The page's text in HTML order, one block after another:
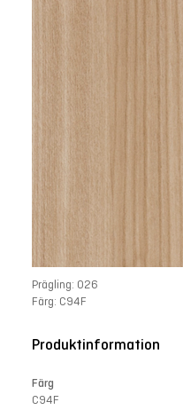
Prägling: 026
Färg: C94F
Produktinformation
Färg
C94F